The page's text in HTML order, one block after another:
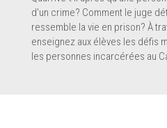
d'un crime? Comment le juge
ressemble la vie en prison? À
enseignez aux élèves les défis
les personnes incarcérées au